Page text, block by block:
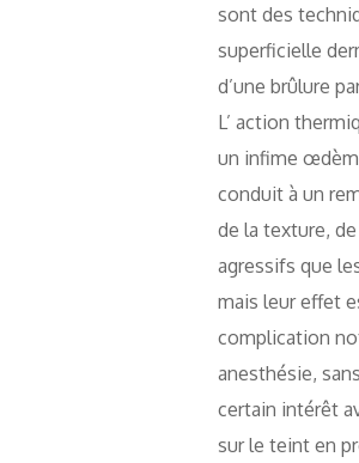
sont des
superficielle
d’une brûlure
L’ action
un infime
conduit à un
de la texture,
agressifs que
mais leur effet
complication
anesthésie,
certain intérêt
sur le teint en